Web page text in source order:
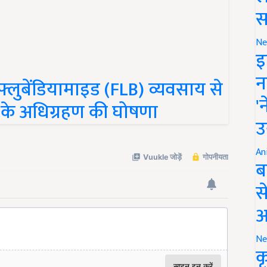
(FLB) व्यवसाय से
अधिग्रहण की घोषणा